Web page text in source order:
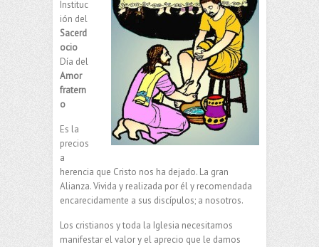
Instituc
ión del
Sacerd
ocio
Día del
Amor
fratern
o
Es la
precios
a
herencia que Cristo nos ha dejado. La gran
Alianza. Vivida y realizada por él y recomendada
encarecidamente a sus discípulos; a nosotros.
Los cristianos y toda la Iglesia necesitamos
manifestar el valor y el aprecio que le damos